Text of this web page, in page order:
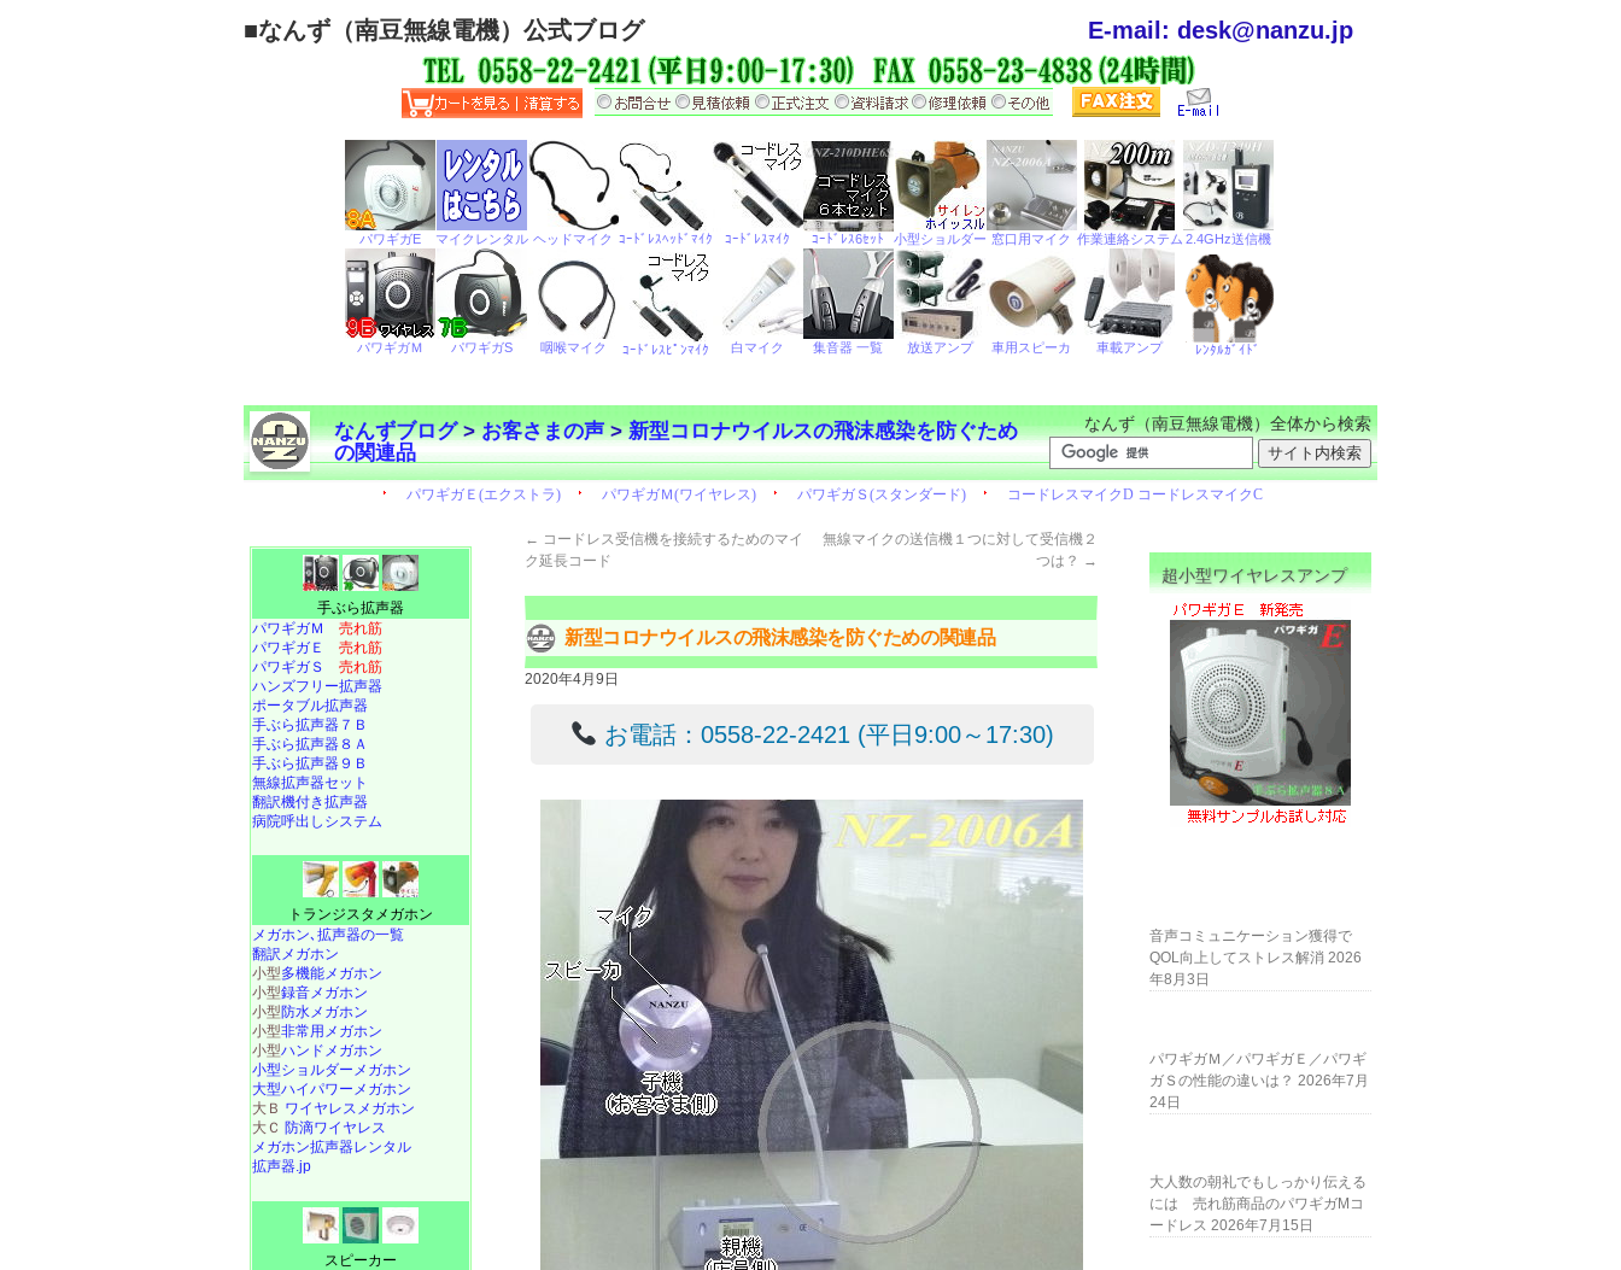
■なんず（南豆無線電機）公式ブログ E-mail: desk@nanzu.jp
なんずブログ>お客さまの声>新型コロナウイルスの飛沫感染を防ぐため
の関連品
なんず（南豆無線電機）全体から検索
← コードレス受信機を接続するためのマイ
ク延長コード
無線マイクの送信機１つに対して受信機２
つは？ →
新型コロナウイルスの飛沫感染を防ぐための関連品
2020年4月9日
お電話：0558-22-2421 (平日9:00～17:30)
手ぶら拡声器
パワギガＭ 売れ筋
パワギガＥ 売れ筋
パワギガＳ 売れ筋
ハンズフリー拡声器
ポータブル拡声器
手ぶら拡声器７Ｂ
手ぶら拡声器８Ａ
手ぶら拡声器９Ｂ
無線拡声器セット
翻訳機付き拡声器
病院呼出しシステム
トランジスタメガホン
メガホン､拡声器の一覧
翻訳メガホン
小型多機能メガホン
小型録音メガホン
小型防水メガホン
小型非常用メガホン
小型ハンドメガホン
小型ショルダーメガホン
大型ハイパワーメガホン
大Ｂ ワイヤレスメガホン
大Ｃ 防滴ワイヤレス
メガホン拡声器レンタル
拡声器.jp
スピーカー
超小型ワイヤレスアンプ
音声コミュニケーション獲得で
QOL向上してストレス解消 2026
年8月3日
パワギガＭ／パワギガＥ／パワギ
ガＳの性能の違いは？ 2026年7月
24日
大人数の朝礼でもしっかり伝える
には 売れ筋商品のパワギガMコ
ードレス 2026年7月15日